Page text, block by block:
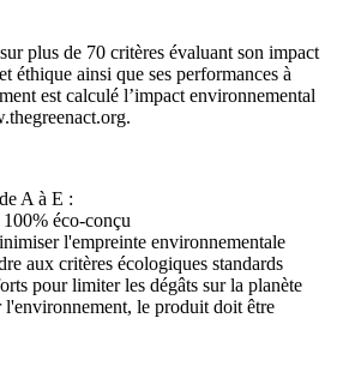
plus de 70 critères évaluant son impact
éthique ainsi que ses performances à
est calculé l’impact environnemental
A à E :
éco-conçu
l'empreinte environnementale
aux critères écologiques standards
pour limiter les dégâts sur la planète
l'environnement, le produit doit être